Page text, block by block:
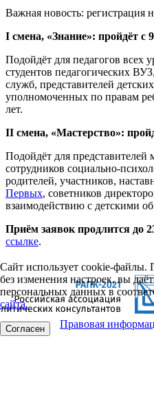
Важная новость: регистрация
I смена, «Знание»: пройдёт с
Подойдёт для педагогов всех
студентов педагогических
служб, представителей
уполномоченных по правам
лет.
II смена, «Мастерство»:
Подойдёт для
сотрудников социально-
родителей, участников,
Первых, советников
взаимодействию с детскими
Приём заявок продлится до
ссылке.
Сайт использует cookie-файлы.
без изменения настроек, вы
персональных данных в
сайта.
Согласен Правовая